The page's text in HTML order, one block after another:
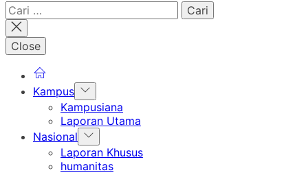
Cari
untuk:
Close
Kampus Show
sub
menu
Kampusiana
Laporan Utama
Nasional Show
sub
menu
Laporan Khusus
humanitas